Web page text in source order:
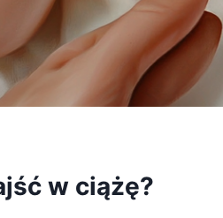
w ciążę?